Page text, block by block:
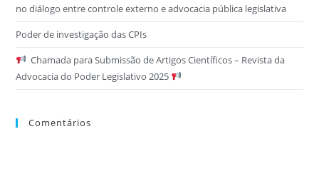
no diálogo entre controle externo e advocacia pública legislativa
Poder de investigação das CPIs
Chamada para Submissão de Artigos Científicos – Revista da
Advocacia do Poder Legislativo 2025
Comentários